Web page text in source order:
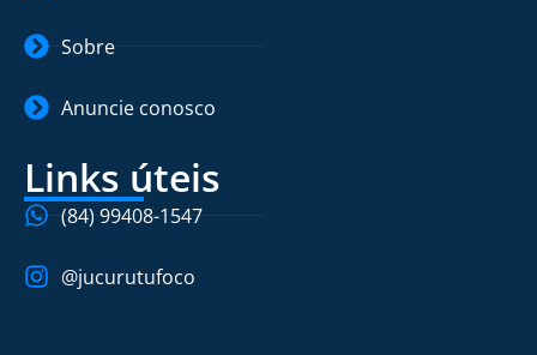
Sobre
Anuncie conosco
Links úteis
(84) 99408-1547
@jucurutufoco